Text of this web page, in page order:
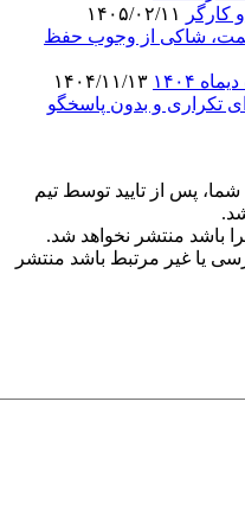
کارگر
شاکی از وجوب حفظ
۱۴۰۴
تکراری و بدون پاسخگو
پس از تایید توسط تیم
باشد منتشر نخواهد شد.
یا غیر مرتبط باشد منتشر